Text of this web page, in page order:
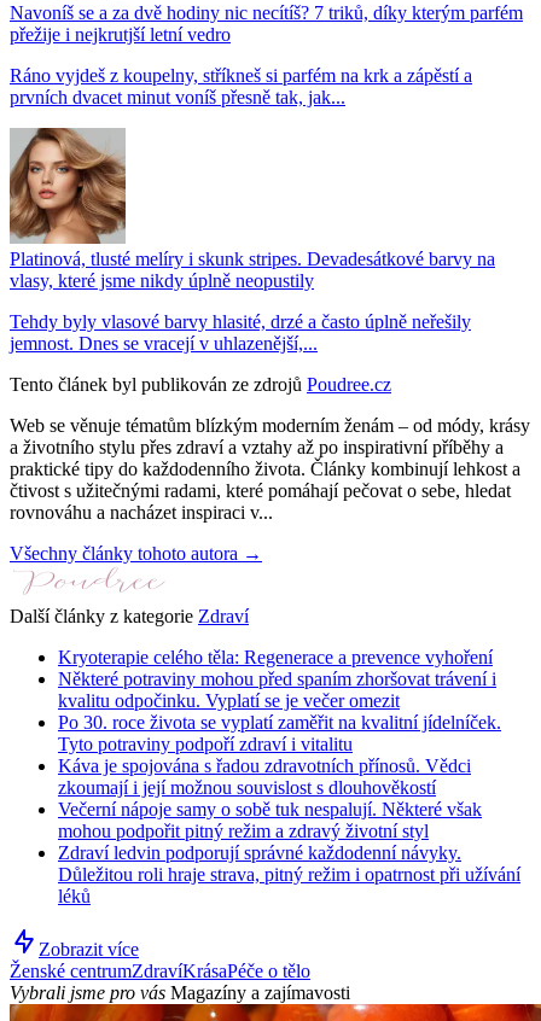
Navoníš se a za dvě hodiny nic necítíš? 7 triků, díky kterým parfém
přežije i nejkrutjší letní vedro
Ráno vyjdeš z koupelny, stříkneš si parfém na krk a zápěstí a
prvních dvacet minut voníš přesně tak, jak...
Platinová, tlusté melíry i skunk stripes. Devadesátkové barvy na
vlasy, které jsme nikdy úplně neopustily
Tehdy byly vlasové barvy hlasité, drzé a často úplně neřešily
jemnost. Dnes se vracejí v uhlazenější,...
Tento článek byl publikován ze zdrojů Poudree.cz
Web se věnuje tématům blízkým moderním ženám – od módy, krásy
a životního stylu přes zdraví a vztahy až po inspirativní příběhy a
praktické tipy do každodenního života. Články kombinují lehkost a
čtivost s užitečnými radami, které pomáhají pečovat o sebe, hledat
rovnováhu a nacházet inspiraci v...
Všechny články tohoto autora →
Další články z kategorie Zdraví
Kryoterapie celého těla: Regenerace a prevence vyhoření
Některé potraviny mohou před spaním zhoršovat trávení i
kvalitu odpočinku. Vyplatí se je večer omezit
Po 30. roce života se vyplatí zaměřit na kvalitní jídelníček.
Tyto potraviny podpoří zdraví i vitalitu
Káva je spojována s řadou zdravotních přínosů. Vědci
zkoumají i její možnou souvislost s dlouhověkostí
Večerní nápoje samy o sobě tuk nespalují. Některé však
mohou podpořit pitný režim a zdravý životní styl
Zdraví ledvin podporují správné každodenní návyky.
Důležitou roli hraje strava, pitný režim i opatrnost při užívání
léků
Zobrazit více
Ženské centrumZdravíKrásaPéče o tělo
Vybrali jsme pro vás Magazíny a zajímavosti